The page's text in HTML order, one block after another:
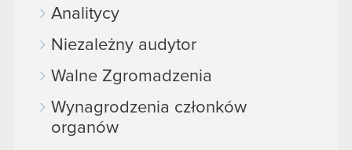
Analitycy
Niezależny audytor
Walne Zgromadzenia
Wynagrodzenia członków
organów